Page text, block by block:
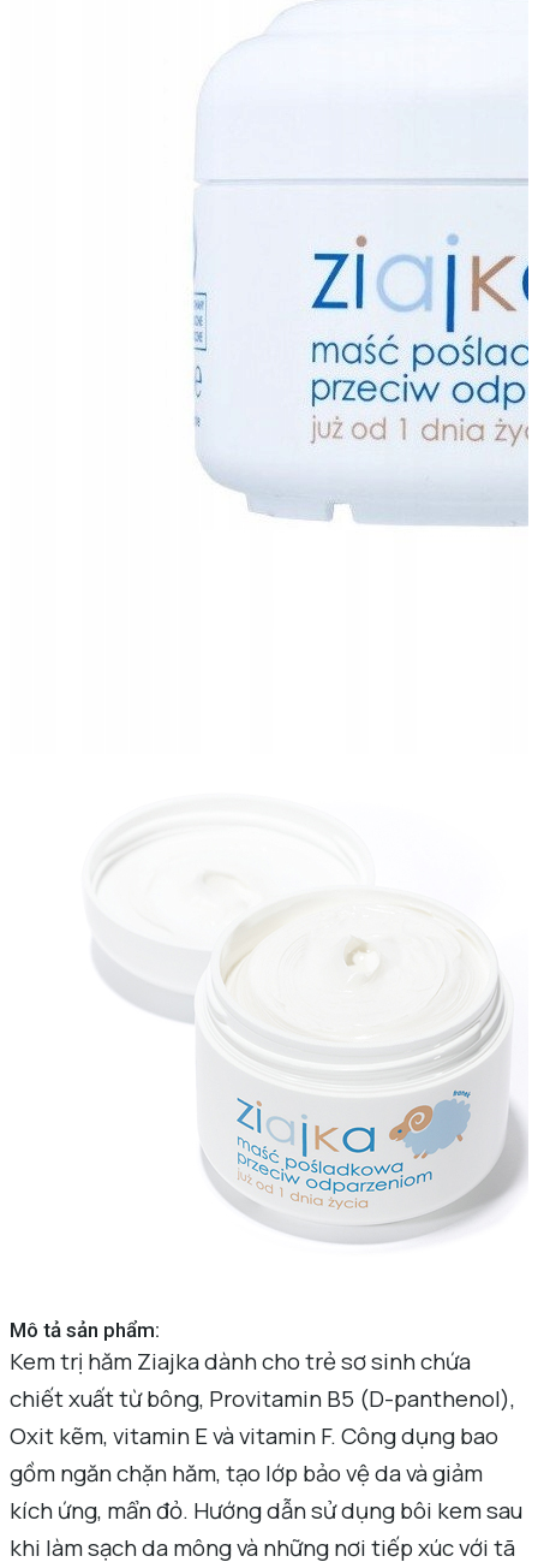
Mô tả sản phẩm:
Kem trị hăm Ziajka dành cho trẻ sơ sinh chứa
chiết xuất từ bông, Provitamin B5 (D-panthenol),
Oxit kẽm, vitamin E và vitamin F. Công dụng bao
gồm ngăn chặn hăm, tạo lớp bảo vệ da và giảm
kích ứng, mẩn đỏ. Hướng dẫn sử dụng bôi kem sau
khi làm sạch da mông và những nơi tiếp xúc với tã